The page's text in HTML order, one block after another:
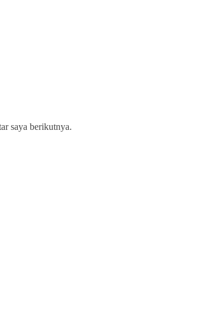
saya berikutnya.